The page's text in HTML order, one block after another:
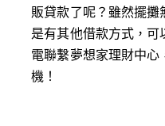
販貸款了呢？雖然擺
是有其他借款方式，可
電聯繫夢想家理財中
機！